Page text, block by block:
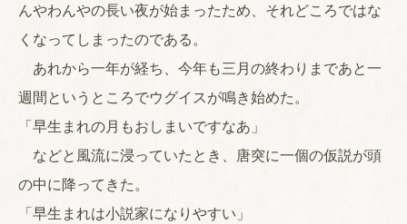
んやわんやの長い夜が始まったため、それどころではな
くなってしまったのである。
あれから一年が経ち、今年も三月の終わりまであと一
週間というところでウグイスが鳴き始めた。
「早生まれの月もおしまいですなあ」
などと風流に浸っていたとき、唐突に一個の仮説が頭
の中に降ってきた。
「早生まれは小説家になりやすい」